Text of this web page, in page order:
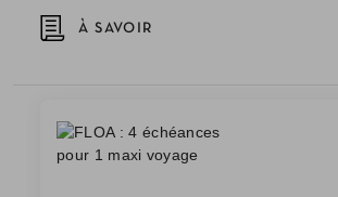
À SAVOIR